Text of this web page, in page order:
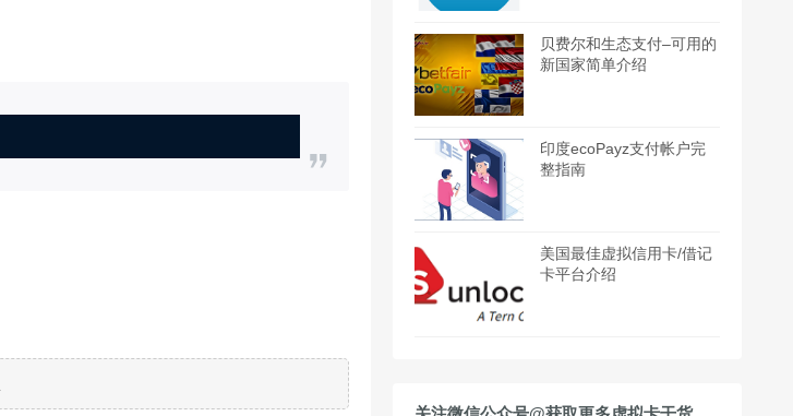
贝费尔和生态支付–可用的
新国家简单介绍
印度ecoPayz支付帐户完
整指南
美国最佳虚拟信用卡/借记
卡平台介绍